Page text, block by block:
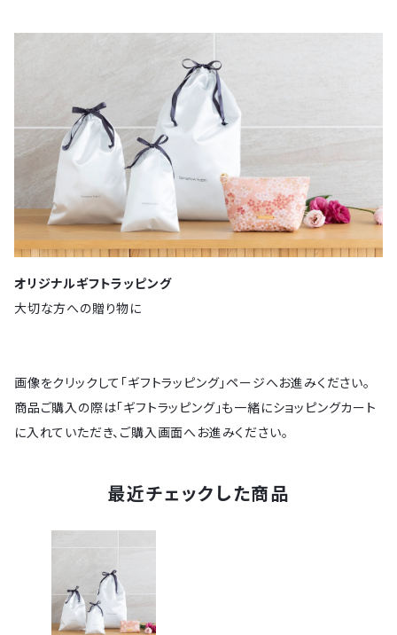
オリジナルギフトラッピング
大切な方への贈り物に
画像をクリックして「ギフトラッピング」ページへお進みください。
商品ご購入の際は「ギフトラッピング」も一緒にショッピングカート
に入れていただき、ご購入画面へお進みください。
最近チェックした商品